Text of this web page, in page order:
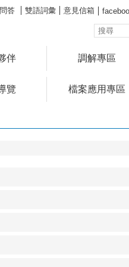
答 雙語詞彙 意見信箱
伴 調解專區
覽 檔案應用專區